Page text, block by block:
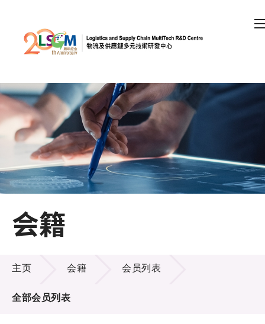
跳到内容（按回车键）
会员登录
A A A EN
主页
技术商品化
活动及消息
科技分享
会籍
会籍
主页 会籍 会员列表
全部会员列表